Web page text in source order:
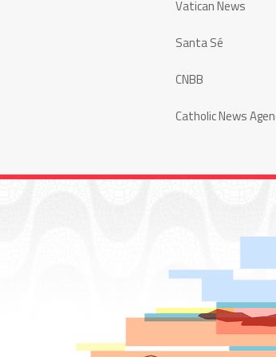
Vatican News
Santa Sé
CNBB
Catholic News